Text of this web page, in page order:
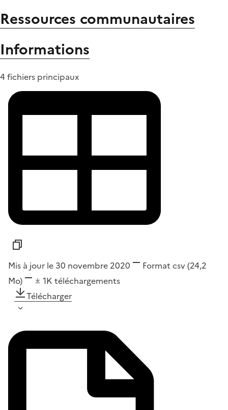
Ressources communautaires
Informations
4 fichiers principaux
Mis à jour le 30 novembre 2020 Format csv(24,2
Mo)
1K téléchargements
Télécharger